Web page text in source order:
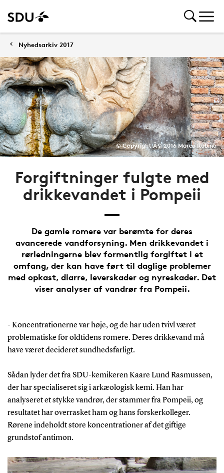
Nyhedsarkiv 2017
© Copyright Â© 2016 Marco Rubino
Forgiftninger fulgte med
drikkevandet i Pompeii
De gamle romere var berømte for deres
avancerede vandforsyning. Men drikkevandet i
rørledningerne blev formentlig forgiftet i et
omfang, der kan have ført til daglige problemer
med opkast, diarre, leverskader og nyreskader. Det
viser analyser af vandrør fra Pompeii.
- Koncentrationerne var høje, og de har uden tvivl været
problematiske for oldtidens romere. Deres drikkevand må
have været decideret sundhedsfarligt.
Sådan lyder det fra SDU-kemikeren Kaare Lund Rasmussen,
der har specialiseret sig i arkæologisk kemi. Han har
analyseret et stykke vandrør, der stammer fra Pompeii, og
resultatet har overrasket ham og hans forskerkolleger.
Rørene indeholdt store koncentrationer af det giftige
grundstof antimon.